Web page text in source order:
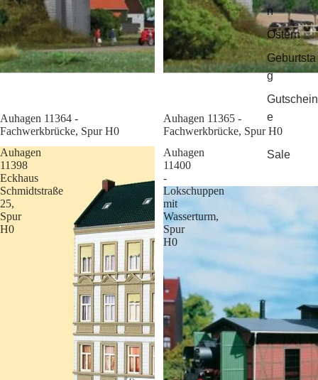
n
Ostern
Geburtsta
g
Gutschein
e
Sale
Sale
Auhagen 11364 -
Fachwerkbrücke, Spur H0
Sale
Auhagen 11365 -
Fachwerkbrücke, Spur H0
Auhagen
11398
Eckhaus
Schmidtstraße
25,
Spur
H0
Auhagen
11400
-
Lokschuppen
mit
Wasserturm,
Spur
H0